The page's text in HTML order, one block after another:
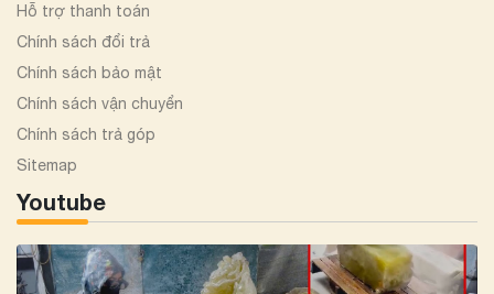
Hỗ trợ thanh toán
Chính sách đổi trả
Chính sách bảo mật
Chính sách vận chuyển
Chính sách trả góp
Sitemap
Youtube